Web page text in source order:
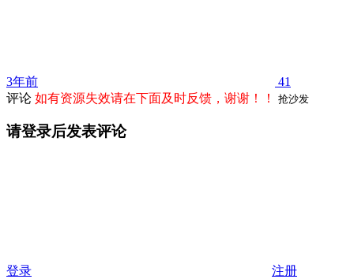
3年前
41
评论 如有资源失效请在下面及时反馈，谢谢！！ 抢沙发
请登录后发表评论
登录 注册